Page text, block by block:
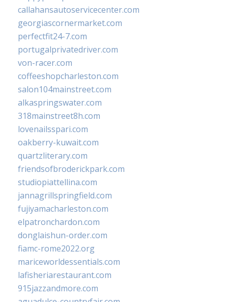
callahansautoservicecenter.com
georgiascornermarket.com
perfectfit24-7.com
portugalprivatedriver.com
von-racer.com
coffeeshopcharleston.com
salon104mainstreet.com
alkaspringswater.com
318mainstreet8h.com
lovenailsspari.com
oakberry-kuwait.com
quartzliterary.com
friendsofbroderickpark.com
studiopiattellina.com
jannagrillspringfield.com
fujiyamacharleston.com
elpatronchardon.com
donglaishun-order.com
fiamc-rome2022.org
mariceworldessentials.com
lafisheriarestaurant.com
915jazzandmore.com